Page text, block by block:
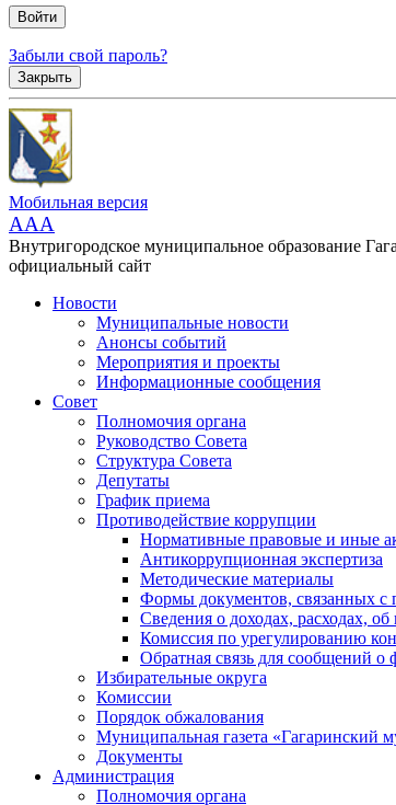
Забыли свой пароль?
Закрыть
Мобильная версия
AAA
Внутригородское муниципальное образование
официальный сайт
Новости
Муниципальные новости
Анонсы событий
Мероприятия и проекты
Информационные сообщения
Совет
Полномочия органа
Руководство Совета
Структура Совета
Депутаты
График приема
Противодействие коррупции
Нормативные правовые и иные
Антикоррупционная экспертиза
Методические материалы
Формы документов, связанных с
Сведения о доходах, расходах,
Комиссия по урегулированию
Обратная связь для сообщений о
Избирательные округа
Комиссии
Порядок обжалования
Муниципальная газета «Гагаринский
Документы
Администрация
Полномочия органа